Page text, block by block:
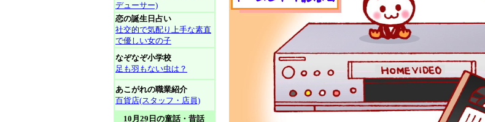
デューサー)
恋の誕生日占い
社交的で気配り上手な素直
で優しい女の子
なぞなぞ小学校
足も羽もない虫は？
あこがれの職業紹介
百貨店(スタッフ・店員)
10月29日の童話・昔話